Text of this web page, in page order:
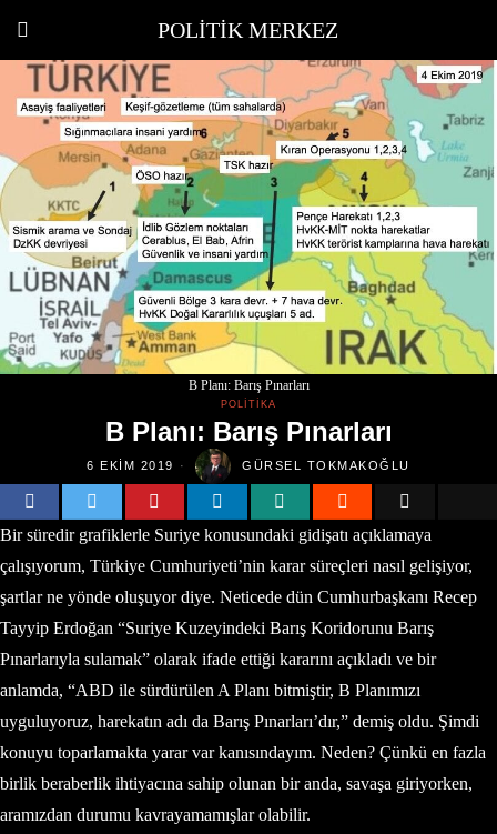
POLITIK MERKEZ
B Planı: Barış Pınarları
POLITIKA
B Planı: Barış Pınarları
6 EKIM 2019 GÜRSEL TOKMAKOĞLU
Bir süredir grafiklerle Suriye konusundaki gidişatı açıklamaya
çalışıyorum, Türkiye Cumhuriyeti’nin karar süreçleri nasıl gelişiyor,
şartlar ne yönde oluşuyor diye. Neticede dün Cumhurbaşkanı Recep
Tayyip Erdoğan “Suriye Kuzeyindeki Barış Koridorunu Barış
Pınarlarıyla sulamak” olarak ifade ettiği kararını açıkladı ve bir
anlamda, “ABD ile sürdürülen A Planı bitmiştir, B Planımızı
uyguluyoruz, harekatın adı da Barış Pınarları’dır,” demiş oldu. Şimdi
konuyu toparlamakta yarar var kanısındayım. Neden? Çünkü en fazla
birlik beraberlik ihtiyacına sahip olunan bir anda, savaşa giriyorken,
aramızdan durumu kavrayamamışlar olabilir.